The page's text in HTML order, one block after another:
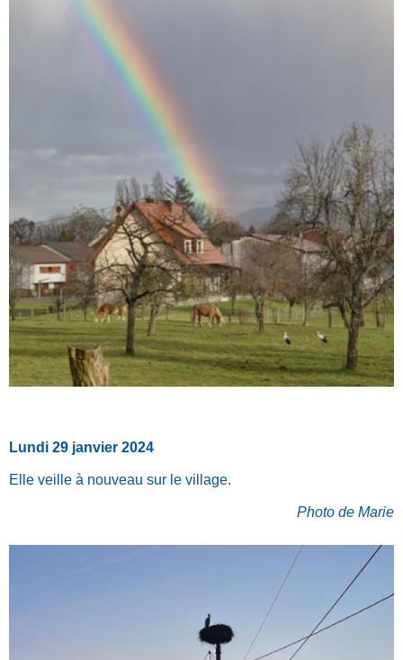
Lundi 29 janvier 2024
Elle veille à nouveau sur le village.
Photo de Marie